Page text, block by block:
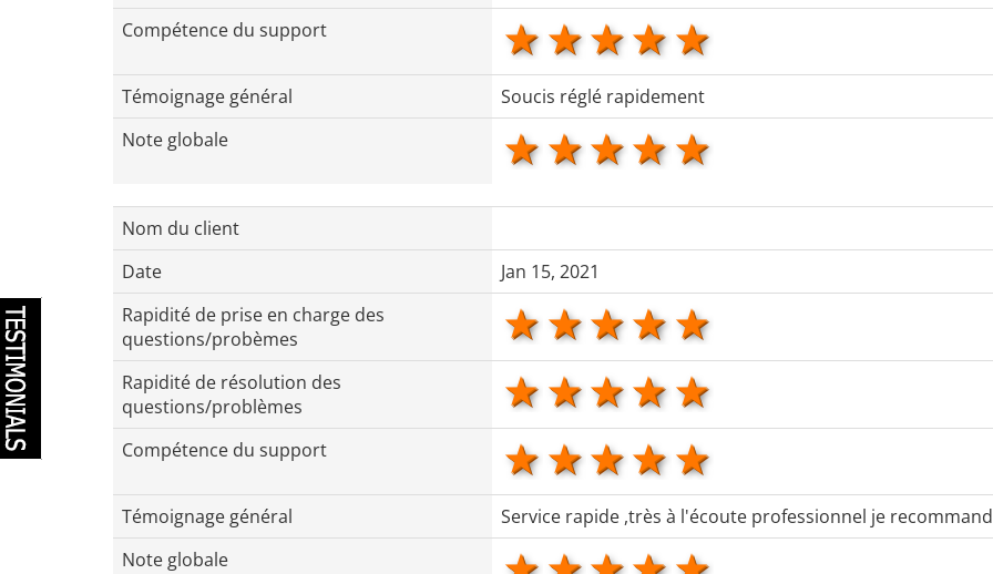
Compétence du support 4 stars
3 stars
2 stars
1 star
Témoignage général
Soucis réglé rapidement
Note globale
4 stars
3 stars
2 stars
1 star
Nom du client
Date
Jan 15, 2021
Rapidité de prise en charge des
questions/probèmes
4 stars
3 stars
2 stars
1 star
Rapidité de résolution des
questions/problèmes
4 stars
3 stars
2 stars
1 star
Compétence du support 4 stars
3 stars
2 stars
1 star
Témoignage général
Service rapide ,très à l'écoute professionnel je
Note globale